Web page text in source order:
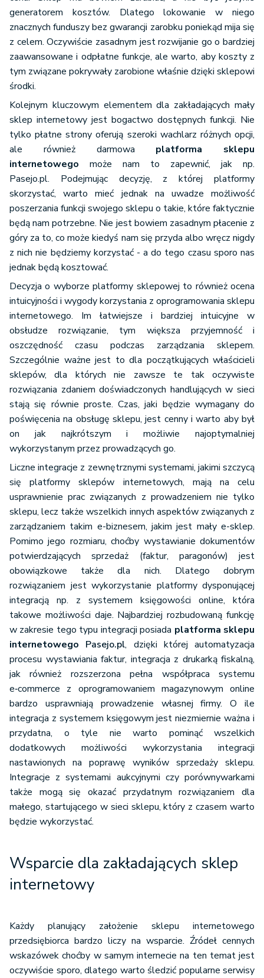
generatorem kosztów. Dlatego lokowanie w niego
znacznych funduszy bez gwarancji zarobku poniekąd mija się
z celem. Oczywiście zasadnym jest rozwijanie go o bardziej
zaawansowane i odpłatne funkcje, ale warto, aby koszty z
tym związane pokrywały zarobione właśnie dzięki sklepowi
środki.
Kolejnym kluczowym elementem dla zakładających mały
sklep internetowy jest bogactwo dostępnych funkcji. Nie
tylko płatne strony oferują szeroki wachlarz różnych opcji,
ale również darmowa platforma sklepu
internetowego może nam to zapewnić, jak np.
Pasejo.pl. Podejmując decyzję, z której platformy
skorzystać, warto mieć jednak na uwadze możliwość
poszerzania funkcji swojego sklepu o takie, które faktycznie
będą nam potrzebne. Nie jest bowiem zasadnym płacenie z
góry za to, co może kiedyś nam się przyda albo wręcz nigdy
z nich nie będziemy korzystać - a do tego czasu sporo nas
jednak będą kosztować.
Decyzja o wyborze platformy sklepowej to również ocena
intuicyjności i wygody korzystania z oprogramowania sklepu
internetowego. Im łatwiejsze i bardziej intuicyjne w
obsłudze rozwiązanie, tym większa przyjemność i
oszczędność czasu podczas zarządzania sklepem.
Szczególnie ważne jest to dla początkujących właścicieli
sklepów, dla których nie zawsze te tak oczywiste
rozwiązania zdaniem doświadczonych handlujących w sieci
stają się równie proste. Czas, jaki będzie wymagany do
poświęcenia na obsługę sklepu, jest cenny i warto aby był
on jak najkrótszym i możliwie najoptymalniej
wykorzystanym przez prowadzących go.
Liczne integracje z zewnętrznymi systemami, jakimi szczycą
się platformy sklepów internetowych, mają na celu
usprawnienie prac związanych z prowadzeniem nie tylko
sklepu, lecz także wszelkich innych aspektów związanych z
zarządzaniem takim e-biznesem, jakim jest mały e-sklep.
Pomimo jego rozmiaru, choćby wystawianie dokumentów
potwierdzających sprzedaż (faktur, paragonów) jest
obowiązkowe także dla nich. Dlatego dobrym
rozwiązaniem jest wykorzystanie platformy dysponującej
integracją np. z systemem księgowości online, która
takowe możliwości daje. Najbardziej rozbudowaną funkcję
w zakresie tego typu integracji posiada platforma sklepu
internetowego Pasejo.pl, dzięki której automatyzacja
procesu wystawiania faktur, integracja z drukarką fiskalną,
jak również rozszerzona pełna współpraca systemu
e‑commerce z oprogramowaniem magazynowym online
bardzo usprawniają prowadzenie własnej firmy. O ile
integracja z systemem księgowym jest niezmiernie ważna i
przydatna, o tyle nie warto pominąć wszelkich
dodatkowych możliwości wykorzystania integracji
nastawionych na poprawę wyników sprzedaży sklepu.
Integracje z systemami aukcyjnymi czy porównywarkami
także mogą się okazać przydatnym rozwiązaniem dla
małego, startującego w sieci sklepu, który z czasem warto
będzie wykorzystać.
Wsparcie dla zakładających sklep
internetowy
Każdy planujący założenie sklepu internetowego
przedsiębiorca bardzo liczy na wsparcie. Źródeł cennych
wskazówek choćby w samym internecie na ten temat jest
oczywiście sporo, dlatego warto śledzić popularne serwisy